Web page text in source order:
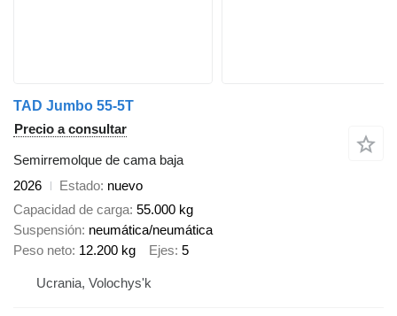
TAD Jumbo 55-5T
Precio a consultar
Semirremolque de cama baja
2026
Estado nuevo
Capacidad de carga 55.000 kg
Suspensión neumática/neumática
Peso neto 12.200 kg Ejes 5
Ucrania, Volochys'k